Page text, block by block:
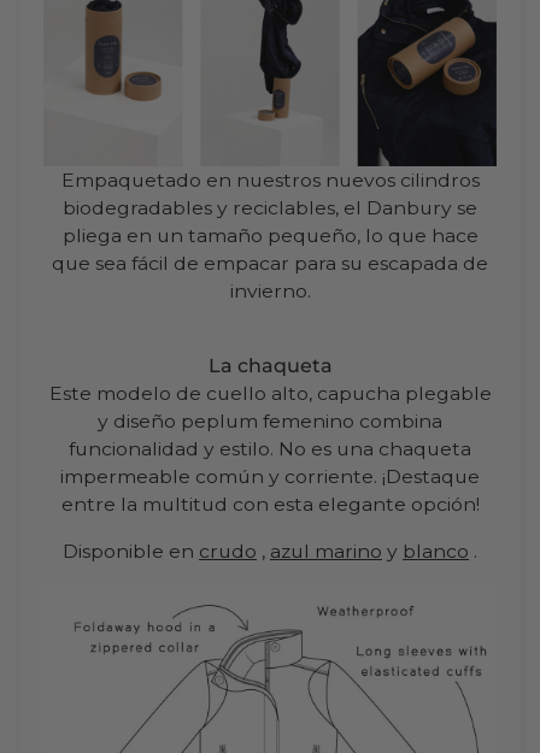
Empaquetado en nuestros nuevos cilindros
biodegradables y reciclables, el Danbury se
pliega en un tamaño pequeño, lo que hace
que sea fácil de empacar para su escapada de
invierno.
La chaqueta
Este modelo de cuello alto, capucha plegable
y diseño peplum femenino combina
funcionalidad y estilo. No es una chaqueta
impermeable común y corriente. ¡Destaque
entre la multitud con esta elegante opción!
Disponible en crudo , azul marino y blanco .